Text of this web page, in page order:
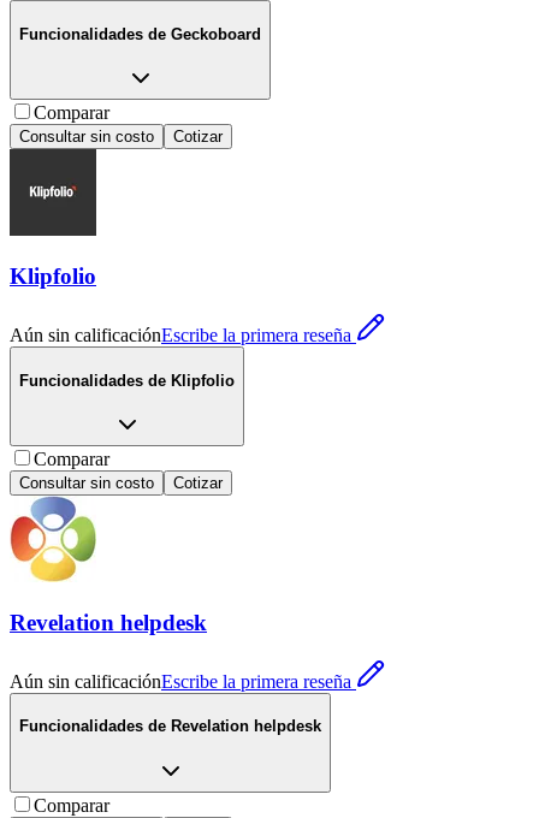
Funcionalidades de Geckoboard
Comparar
Consultar sin costo Cotizar
Klipfolio
Aún sin calificaciónEscribe la primera reseña
Funcionalidades de Klipfolio
Comparar
Consultar sin costo Cotizar
Revelation helpdesk
Aún sin calificaciónEscribe la primera reseña
Funcionalidades de Revelation helpdesk
Comparar